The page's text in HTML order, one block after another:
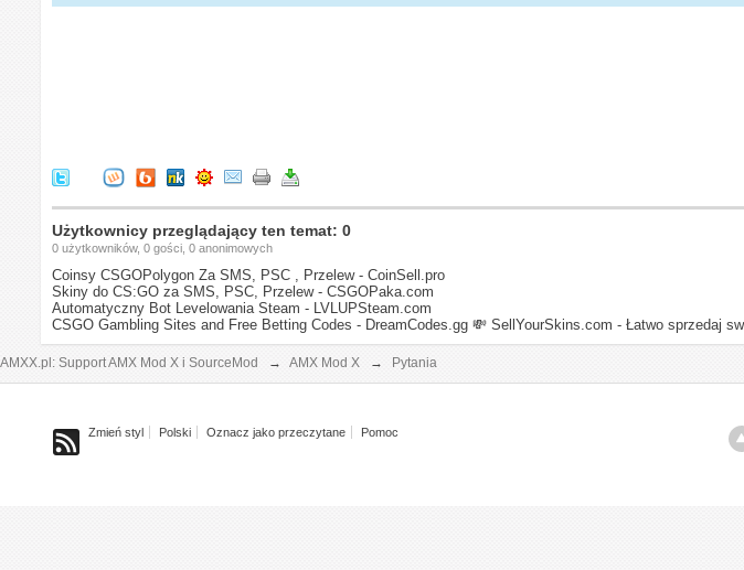
Użytkownicy przeglądający ten temat: 0
0 użytkowników, 0 gości, 0 anonimowych
Coinsy CSGOPolygon Za SMS, PSC , Przelew - CoinSell.pro
Skiny do CS:GO za SMS, PSC, Przelew - CSGOPaka.com
Automatyczny Bot Levelowania Steam - LVLUPSteam.com
CSGO Gambling Sites and Free Betting Codes - DreamCodes.gg 💸 SellYourSkins.com - Łatwo sprzedaj
AMXX.pl: Support AMX Mod X i SourceMod → AMX Mod X → Pytania
Zmień styl Polski Oznacz jako przeczytane Pomoc